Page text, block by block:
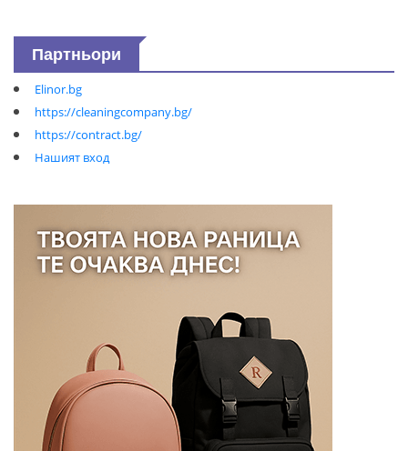
Партньори
Elinor.bg
https://cleaningcompany.bg/
https://contract.bg/
Нашият вход